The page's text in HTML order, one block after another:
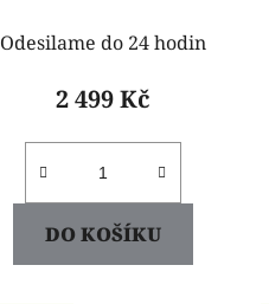
Odesilame do 24 hodin
2 499 Kč
DO KOŠÍKU